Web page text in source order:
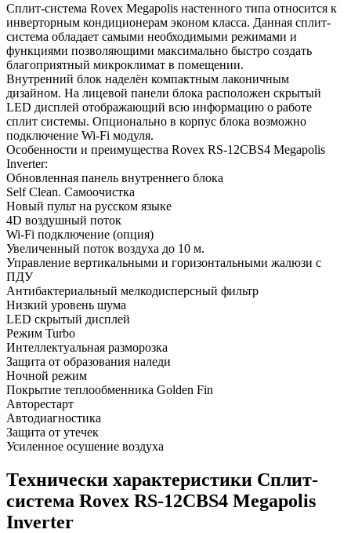
Сплит-система Rovex Megapolis настенного типа относится к
инверторным кондиционерам эконом класса. Данная сплит-
система обладает самыми необходимыми режимами и
функциями позволяющими максимально быстро создать
благоприятный микроклимат в помещении.
Внутренний блок наделён компактным лаконичным
дизайном. На лицевой панели блока расположен скрытый
LED дисплей отображающий всю информацию о работе
сплит системы. Опционально в корпус блока возможно
подключение Wi-Fi модуля.
Особенности и преимущества Rovex RS-12CBS4 Megapolis
Inverter:
Обновленная панель внутреннего блока
Self Clean. Самоочистка
Новый пульт на русском языке
4D воздушный поток
Wi-Fi подключение (опция)
Увеличенный поток воздуха до 10 м.
Управление вертикальными и горизонтальными жалюзи с
ПДУ
Антибактериальный мелкодисперсный фильтр
Низкий уровень шума
LED скрытый дисплей
Режим Turbo
Интеллектуальная разморозка
Защита от образования наледи
Ночной режим
Покрытие теплообменника Golden Fin
Авторестарт
Автодиагностика
Защита от утечек
Усиленное осушение воздуха
Технически характеристики Сплит-
система Rovex RS-12CBS4 Megapolis
Inverter